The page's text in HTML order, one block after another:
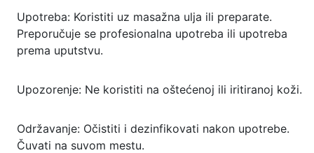
Upotreba: Koristiti uz masažna ulja ili preparate.
Preporučuje se profesionalna upotreba ili upotreba
prema uputstvu.
Upozorenje: Ne koristiti na oštećenoj ili iritiranoj koži.
Održavanje: Očistiti i dezinfikovati nakon upotrebe.
Čuvati na suvom mestu.